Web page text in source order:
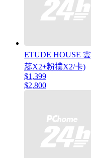
ETUDE HOUSE
蕊X2+粉撲X2/卡)
$1,399
$2,800